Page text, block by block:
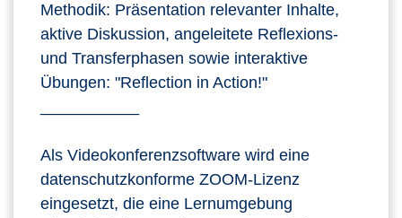
Methodik: Präsentation relevanter Inhalte,
aktive Diskussion, angeleitete Reflexions-
und Transferphasen sowie interaktive
Übungen: "Reflection in Action!"
Als Videokonferenzsoftware wird eine
datenschutzkonforme ZOOM-Lizenz
eingesetzt, die eine Lernumgebung